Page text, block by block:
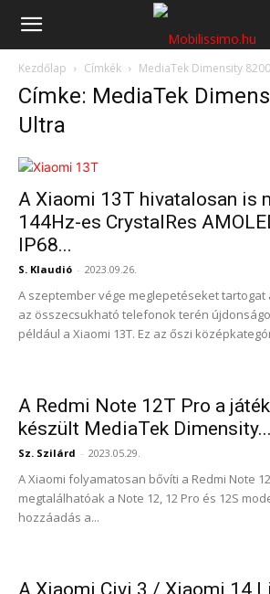
Mobilissimo.hu
Kezdőlap Címkék MediaTek Dimensity
Címke: MediaTek
Ultra
A Xiaomi 13T hivatalosan is
144Hz-es CrystalRes
IP68...
S. Klaudió - 2023.09.26.
A szeptember vége meglepetéseket tartogat
az összecsukható telefonok terén
például a Xiaomi 13T. Ez az őszi
A Redmi Note 12T Pro a
készült MediaTek Dimensity...
Sz. Szilárd - 2023.05.29.
A Xiaomi folyamatosan bővíti a Redmi Note
megtalálhatóak a Note 12, 12 Pro és 12S
hozzáadás a...
A Xiaomi Civi 3 / Xiaomi 14